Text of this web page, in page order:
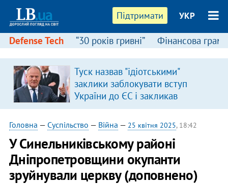
Підтримати УКР
Defense Tech “30 років гривні” Фінансова
Туск назвав "ідіотськими"
заклики заблокувати вступ
України до ЄС і закликав
припинити антиукраїнську
риторику
Головна — Суспільство — Війна — 25 квітня 2025, 18:42
У Синельниківському районі
Дніпропетровщини окупанти
зруйнували церкву (доповнено)